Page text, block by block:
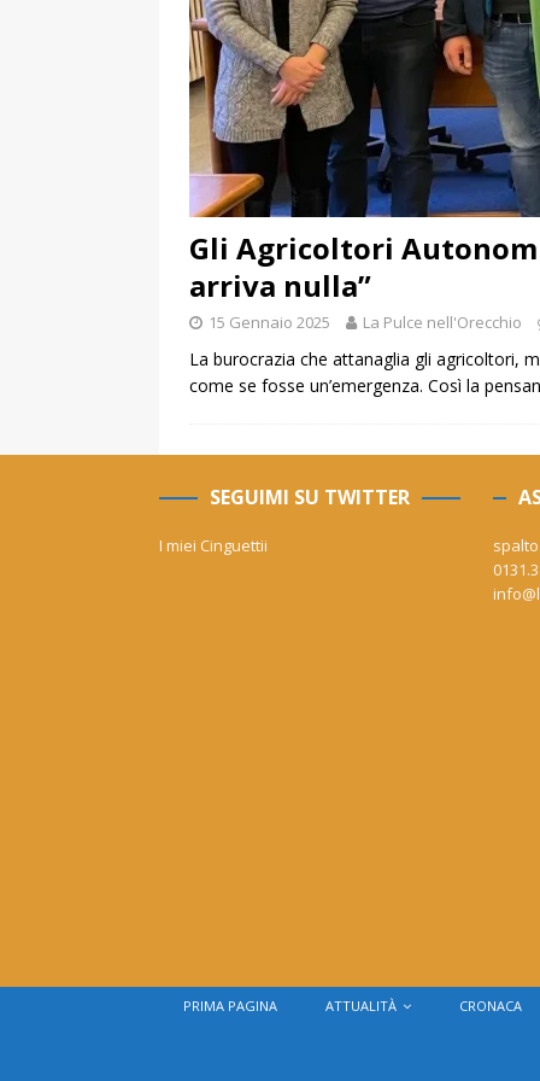
Gli Agricoltori
arriva nulla”
15 Gennaio 2025 La Pulce nell'Orecchio
La burocrazia che attanaglia gli agricoltori,
come se fosse un’emergenza. Così la
SEGUIMI SU TWITTER
I miei Cinguettii
PRIMA PAGINA ATTUALITÀ CRONACA